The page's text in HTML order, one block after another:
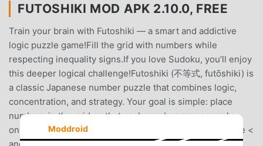
FUTOSHIKI MOD APK 2.10.0, FREE
Train your brain with Futoshiki — a smart and addictive
logic puzzle game!Fill the grid with numbers while
respecting inequality signs.If you love Sudoku, you’ll enjoy
this deeper logical challenge!Futoshiki (不等式, futōshiki) is
a classic Japanese number puzzle that combines logic,
concentration, and strategy. Your goal is simple: place
numbers in the grid so that each number appears only
once in every row and column — while also following the <
Moddroid